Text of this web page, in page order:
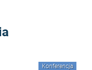
Konferencja